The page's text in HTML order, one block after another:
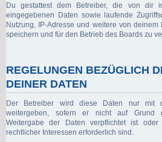
Du gestattest dem Betreiber, die von dir
eingegebenen Daten sowie laufende
Nutzung, IP-Adresse und weitere von
speichern und für den Betrieb des Boards zu
REGELUNGEN BEZÜGLICH
DEINER DATEN
Der Betreiber wird diese Daten nur mit
weitergeben, sofern er nicht auf Grund
Weitergabe der Daten verpflichtet ist
rechtlicher Interessen erforderlich sind.